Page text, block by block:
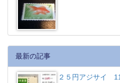
最新の記事
２５円アジサイ